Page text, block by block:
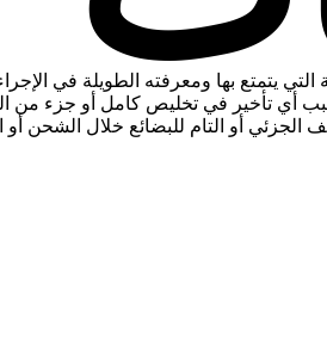
يتمتع بها ومعرفته الطويلة في
تأخير في تخليص كامل أو جزء من
أو التام للبضائع خلال الشحن أو